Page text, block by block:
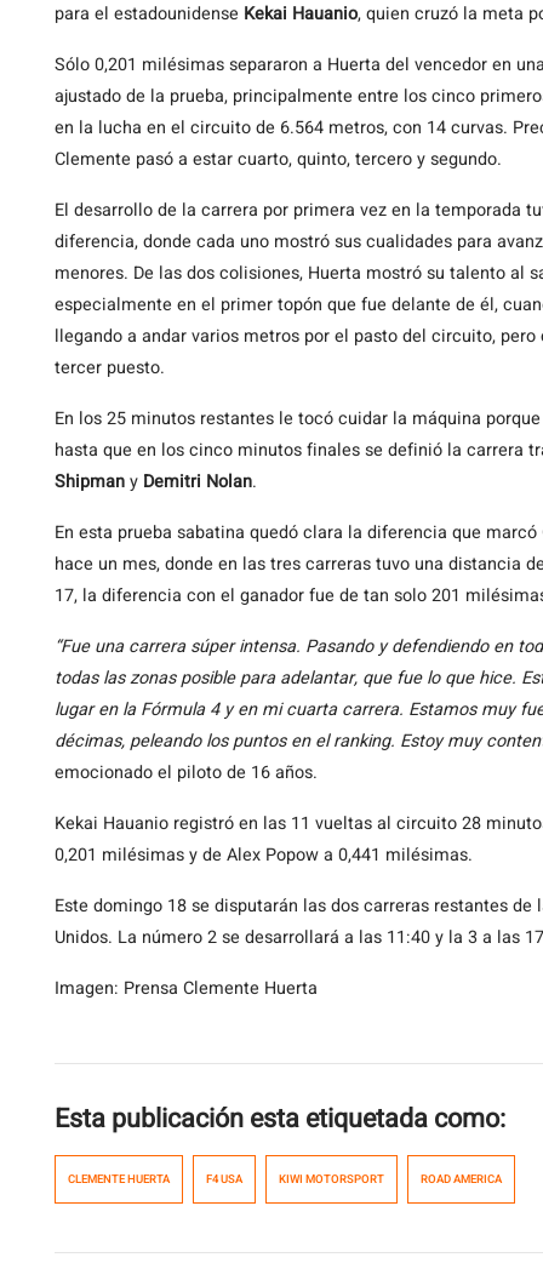
para el estadounidense Kekai Hauanio, quien cruzó la meta
Sólo 0,201 milésimas separaron a Huerta del vencedor en
ajustado de la prueba, principalmente entre los cinco
en la lucha en el circuito de 6.564 metros, con 14 curvas.
Clemente pasó a estar cuarto, quinto, tercero y segundo.
El desarrollo de la carrera por primera vez en la temporada
diferencia, donde cada uno mostró sus cualidades para
menores. De las dos colisiones, Huerta mostró su talento al
especialmente en el primer topón que fue delante de él,
llegando a andar varios metros por el pasto del circuito,
tercer puesto.
En los 25 minutos restantes le tocó cuidar la máquina
hasta que en los cinco minutos finales se definió la carrera
Shipmany Demitri Nolan.
En esta prueba sabatina quedó clara la diferencia que
hace un mes, donde en las tres carreras tuvo una distancia
17, la diferencia con el ganador fue de tan solo 201
“Fue una carrera súper intensa. Pasando y defendiendo en
todas las zonas posible para adelantar, que fue lo que hice.
lugar en la Fórmula 4 y en mi cuarta carrera. Estamos muy
décimas, peleando los puntos en el ranking. Estoy muy
emocionado el piloto de 16 años.
Kekai Hauanio registró en las 11 vueltas al circuito 28
0,201 milésimas y de Alex Popow a 0,441 milésimas.
Este domingo 18 se disputarán las dos carreras restantes
Unidos. La número 2 se desarrollará a las 11:40 y la 3 a las
Imagen: Prensa Clemente Huerta
Esta publicación esta etiquetada como:
CLEMENTE HUERTA F4 USA KIWI MOTORSPORT ROAD AMERICA